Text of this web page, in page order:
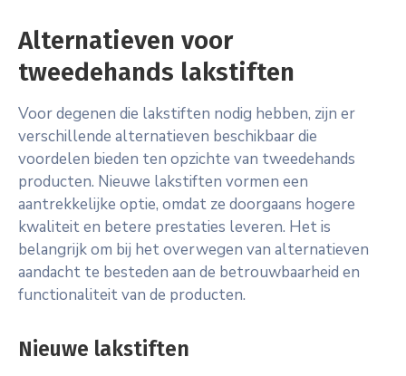
Alternatieven voor
tweedehands lakstiften
Voor degenen die lakstiften nodig hebben, zijn er
verschillende alternatieven beschikbaar die
voordelen bieden ten opzichte van tweedehands
producten. Nieuwe lakstiften vormen een
aantrekkelijke optie, omdat ze doorgaans hogere
kwaliteit en betere prestaties leveren. Het is
belangrijk om bij het overwegen van alternatieven
aandacht te besteden aan de betrouwbaarheid en
functionaliteit van de producten.
Nieuwe lakstiften